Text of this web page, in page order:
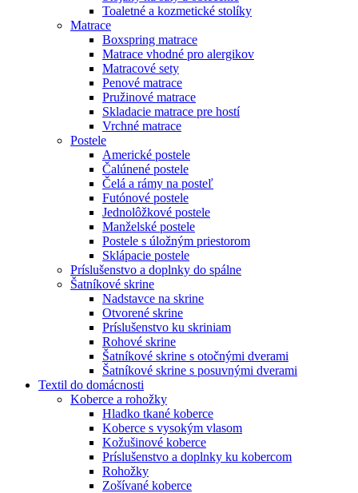
Toaletné a kozmetické stolíky
Matrace
Boxspring matrace
Matrace vhodné pro alergikov
Matracové sety
Penové matrace
Pružinové matrace
Skladacie matrace pre hostí
Vrchné matrace
Postele
Americké postele
Čalúnené postele
Čelá a rámy na posteľ
Futónové postele
Jednolôžkové postele
Manželské postele
Postele s úložným priestorom
Sklápacie postele
Príslušenstvo a doplnky do spálne
Šatníkové skrine
Nadstavce na skrine
Otvorené skrine
Príslušenstvo ku skriniam
Rohové skrine
Šatníkové skrine s otočnými dverami
Šatníkové skrine s posuvnými dverami
Textil do domácnosti
Koberce a rohožky
Hladko tkané koberce
Koberce s vysokým vlasom
Kožušinové koberce
Príslušenstvo a doplnky ku kobercom
Rohožky
Zošívané koberce